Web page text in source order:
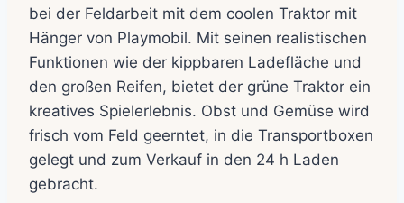
bei der Feldarbeit mit dem coolen Traktor mit
Hänger von Playmobil. Mit seinen realistischen
Funktionen wie der kippbaren Ladefläche und
den großen Reifen, bietet der grüne Traktor ein
kreatives Spielerlebnis. Obst und Gemüse wird
frisch vom Feld geerntet, in die Transportboxen
gelegt und zum Verkauf in den 24 h Laden
gebracht.